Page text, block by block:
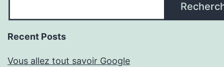
Recent Posts
Vous allez tout savoir Google